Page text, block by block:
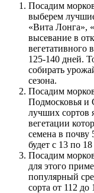
Посадим
выберем
«Вита Лонга», «
высевание в
вегетативного
125-140 дней.
собирать
сезона.
Посадим
Подмосковья и
лучших сортов
вегетации
семена в почву
будет с 13 по 18
Посадим
для этого
популярный
сорта от 112